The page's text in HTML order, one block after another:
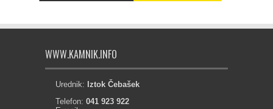
WWW.KAMNIK.INFO
Urednik: Iztok Čebašek
Telefon: 041 923 922